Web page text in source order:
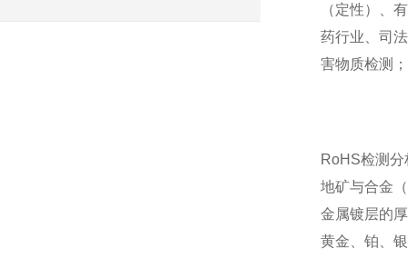
（定性）、
药行业、司
害物质检测
RoHS检测
地矿与合金
金属镀层的
黄金、铂、